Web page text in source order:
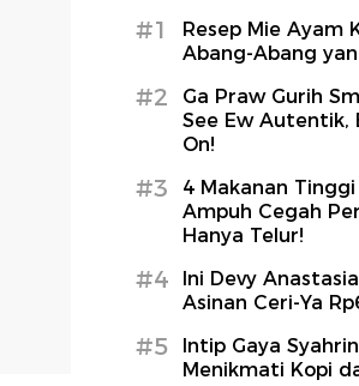
#1
Resep Mie Ayam
Abang-Abang
#2
Ga Praw Gurih
See Ew Autentik,
On!
#3
4 Makanan
Ampuh Cegah
Hanya Telur!
#4
Ini Devy
Asinan Ceri-Ya
#5
Intip Gaya
Menikmati Kopi